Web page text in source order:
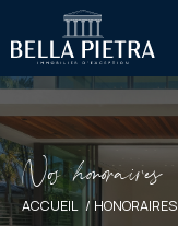
No hooaie
ACCUEIL HONORAIRES